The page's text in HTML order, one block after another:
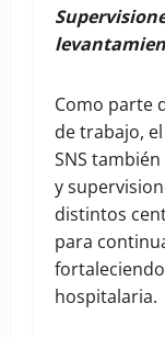
Como parte
de trabajo,
SNS
y
distintos
para
hospitalaria.